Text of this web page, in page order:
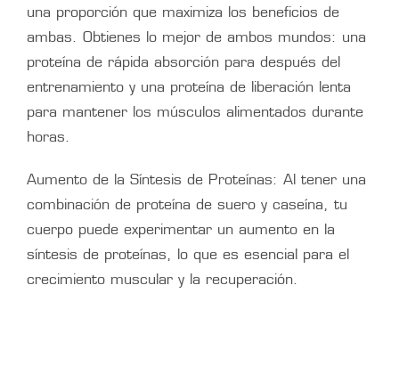
una proporción que maximiza los beneficios de
ambas. Obtienes lo mejor de ambos mundos: una
proteína de rápida absorción para después del
entrenamiento y una proteína de liberación lenta
para mantener los músculos alimentados durante
horas.
Aumento de la Síntesis de Proteínas: Al tener una
combinación de proteína de suero y caseína, tu
cuerpo puede experimentar un aumento en la
síntesis de proteínas, lo que es esencial para el
crecimiento muscular y la recuperación.